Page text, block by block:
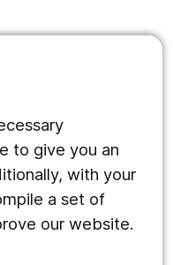
to give you an
with your
a set of
our website.